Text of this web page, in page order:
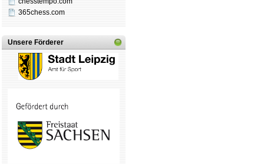
365chess.com
Unsere Förderer